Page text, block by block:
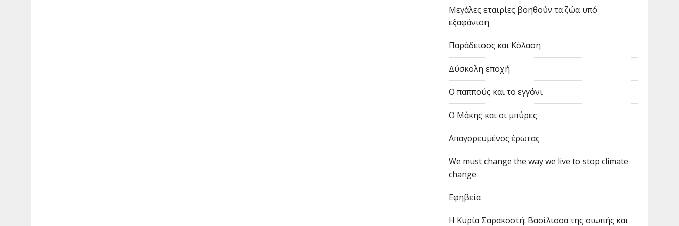
Μεγάλες εταιρίες βοηθούν τα ζώα υπό
εξαφάνιση
Παράδεισος και Κόλαση
Δύσκολη εποχή
Ο παππούς και το εγγόνι
Ο Μάκης και οι μπύρες
Απαγορευμένος έρωτας
We must change the way we live to stop climate
change
Εφηβεία
Η Κυρία Σαρακοστή: Βασίλισσα της σιωπής και